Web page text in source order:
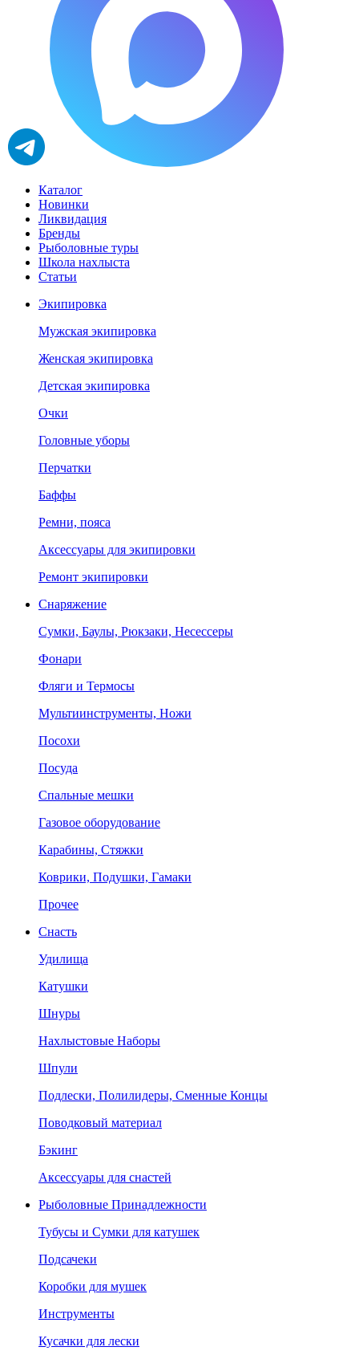
Каталог
Новинки
Ликвидация
Бренды
Рыболовные туры
Школа нахлыста
Статьи
Экипировка
Мужская экипировка
Женская экипировка
Детская экипировка
Очки
Головные уборы
Перчатки
Баффы
Ремни, пояса
Аксессуары для экипировки
Ремонт экипировки
Снаряжение
Сумки, Баулы, Рюкзаки, Несессеры
Фонари
Фляги и Термосы
Мультиинструменты, Ножи
Посохи
Посуда
Спальные мешки
Газовое оборудование
Карабины, Стяжки
Коврики, Подушки, Гамаки
Прочее
Снасть
Удилища
Катушки
Шнуры
Нахлыстовые Наборы
Шпули
Подлески, Полилидеры, Сменные Концы
Поводковый материал
Бэкинг
Аксессуары для снастей
Рыболовные Принадлежности
Тубусы и Сумки для катушек
Подсачеки
Коробки для мушек
Инструменты
Кусачки для лески